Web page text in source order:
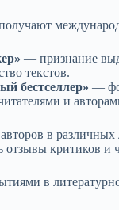
— признание
текстов.
бестселлер» —
и
в
отзывы критиков и
в